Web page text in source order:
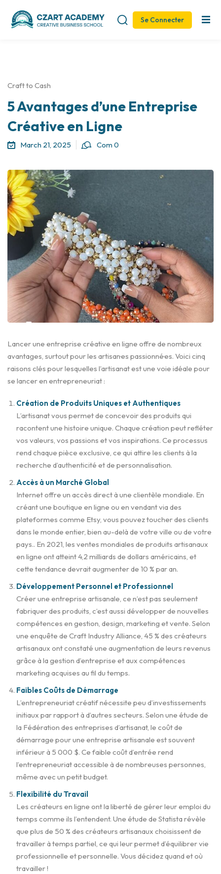
Se Connecter
Craft to Cash
5 Avantages d’une Entreprise
Créative en Ligne
March 21, 2025 Com 0
Lancer une entreprise créative en ligne offre de nombreux
avantages, surtout pour les artisan·es passionné·es. Voici cinq
raisons clés pour lesquelles l’artisanat est une voie idéale pour
se lancer en entrepreneuriat :
Création de Produits Uniques et Authentiques
L’artisanat vous permet de concevoir des produits qui
racontent une histoire unique. Chaque création peut refléter
vos valeurs, vos passions et vos inspirations. Ce processus
rend chaque pièce exclusive, ce qui attire les clients à la
recherche d’authenticité et de personnalisation.
Accès à un Marché Global
Internet offre un accès direct à une clientèle mondiale. En
créant une boutique en ligne ou en vendant via des
plateformes comme Etsy, vous pouvez toucher des clients
dans le monde entier, bien au-delà de votre ville ou de votre
pays.. En 2021, les ventes mondiales de produits artisanaux
en ligne ont atteint 4,2 milliards de dollars américains, et
cette tendance devrait augmenter de 10 % par an.
Développement Personnel et Professionnel
Créer une entreprise artisanale, ce n’est pas seulement
fabriquer des produits, c’est aussi développer de nouvelles
compétences en gestion, design, marketing et vente. Selon
une enquête de Craft Industry Alliance, 45 % des créateurs
artisanaux ont constaté une augmentation de leurs revenus
grâce à la gestion d’entreprise et aux compétences
marketing acquises au fil du temps.
Faibles Coûts de Démarrage
L’entrepreneuriat créatif nécessite peu d’investissements
initiaux par rapport à d’autres secteurs. Selon une étude de
la Fédération des entreprises d’artisanat, le coût de
démarrage pour une entreprise artisanale est souvent
inférieur à 5 000 $. Ce faible coût d’entrée rend
l’entrepreneuriat accessible à de nombreuses personnes,
même avec un petit budget.
Flexibilité du Travail
Les créateurs en ligne ont la liberté de gérer leur emploi du
temps comme ils l’entendent. Une étude de Statista révèle
que plus de 50 % des créateurs artisanaux choisissent de
travailler à temps partiel, ce qui leur permet d’équilibrer vie
professionnelle et personnelle. Vous décidez quand et où
travailler !
Sign in Sign up
Remember me Lost your password?